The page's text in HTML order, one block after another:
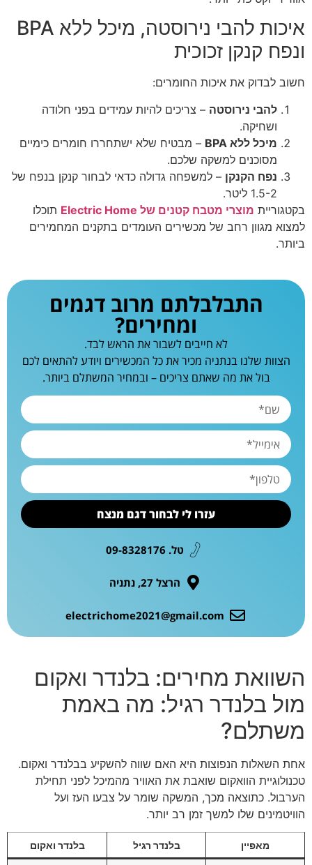
איכות להבי נירוסטה, מיכל ללא BPA
ונפח קנקן זכוכית
חשוב לבדוק את איכות החומרים:
להבי נירוסטה – צריכים להיות עמידים בפני חלודה
ושחיקה.
מיכל ללא BPA
– מבטיח שלא ישתחררו חומרים כימיים
מסוכנים למשקה שלכם.
נפח הקנקן – למשפחה גדולה כדאי לבחור קנקן בנפח של
1.5-2 ליטר.
בקטגוריית מוצרי מטבח קטנים של Electric Home
תוכלו
למצוא מגוון רחב של מכשירים העומדים בתקנים המחמירים
ביותר.
התבלבלתם מרוב דגמים
ומחירים?
לא חייבים לשבור את הראש לבד.
הצוות שלנו בנתניה מכיר את כל המכשירים ויודע להתאים לכם
בול את מה שאתם צריכים – ובמחיר המשתלם ביותר.
עזרו לי לבחור דגם מנצח
טל. 09-8328176
הרצל 27, נתניה
electrichome2021@gmail.com
השוואת מחירים: בלנדר ואקום
מול בלנדר רגיל: מה באמת
משתלם?
אחת השאלות הנפוצות היא האם שווה להשקיע בבלנדר ואקום.
טכנולוגיית הוואקום שואבת את האוויר מהמיכל לפני תחילת
הערבול. כתוצאה מכך, המשקה שומר על צבעו העז ועל
הוויטמינים שלו למשך זמן רב יותר.
מאפיין בלנדר רגיל בלנדר ואקום